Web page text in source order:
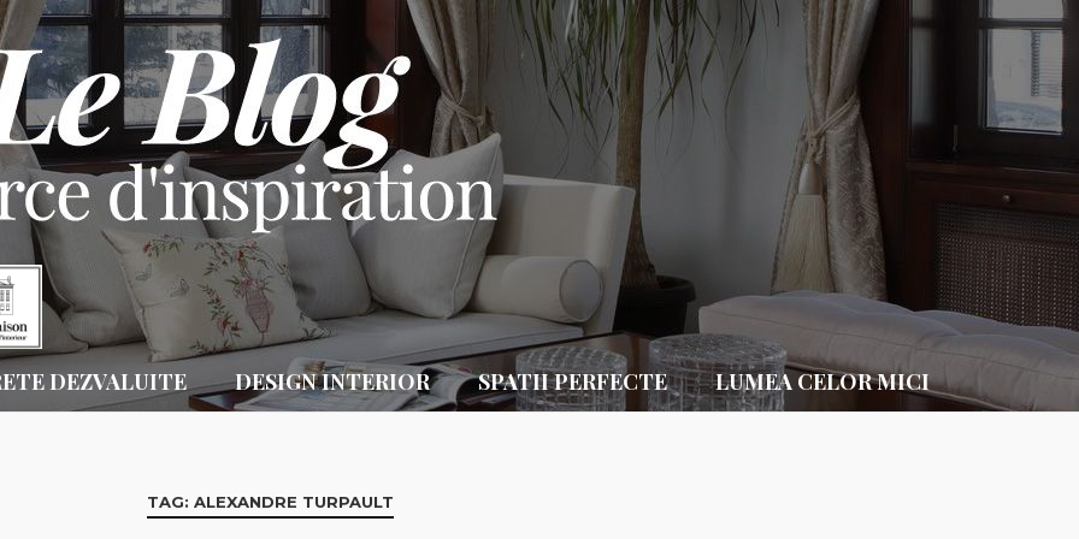
DEZVALUITE DESIGN INTERIOR SPATII PERFECTE LUMEA CELOR MICI
TAG: ALEXANDRE TURPAULT